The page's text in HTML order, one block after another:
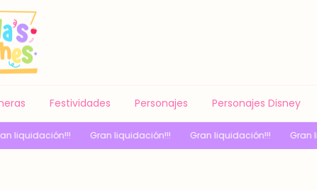
Festividades Personajes Personajes Disney
Gran liquidación!!! Gran liquidación!!! Gran liquidación!!!